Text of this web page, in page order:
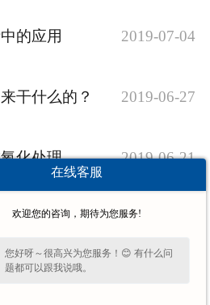
的应用 2019-07-04
干什么的？ 2019-06-27
化处理 2019-06-21
种加工方法 2019-06-20
能
在线客服
欢迎您的咨询，期待为您服务!
您好呀～很高兴为您服务！😊 有什么问
题都可以跟我说哦。